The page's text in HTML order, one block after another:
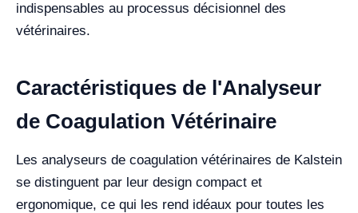
indispensables au processus décisionnel des
vétérinaires.
Caractéristiques de l'Analyseur
de Coagulation Vétérinaire
Les analyseurs de coagulation vétérinaires de Kalstein
se distinguent par leur design compact et
ergonomique, ce qui les rend idéaux pour toutes les